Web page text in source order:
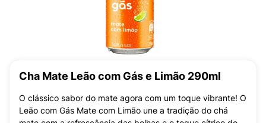
Cha Mate Leão com Gás e Limão 290ml
O clássico sabor do mate agora com um toque vibrante! O
Leão com Gás Mate com Limão une a tradição do chá